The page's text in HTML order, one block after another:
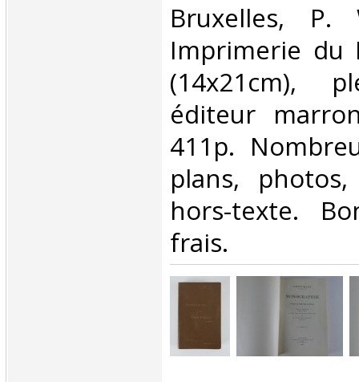
‎Bruxelles, P.
Imprimerie du
(14x21cm),
éditeur
411p.
plans,
hors-texte.
frais. ‎